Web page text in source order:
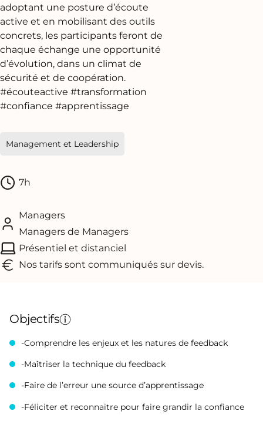
adoptant une posture d’écoute
active et en mobilisant des outils
concrets, les participants feront de
chaque échange une opportunité
d’évolution, dans un climat de
sécurité et de coopération.
#écouteactive #transformation
#confiance #apprentissage
Management et Leadership
7h
Managers
Managers de Managers
Présentiel et distanciel
Nos tarifs sont communiqués sur devis.
Objectifs
-Comprendre les enjeux et les natures de feedback
-Maîtriser la technique du feedback
-Faire de l’erreur une source d’apprentissage
-Féliciter et reconnaitre pour faire grandir la confiance